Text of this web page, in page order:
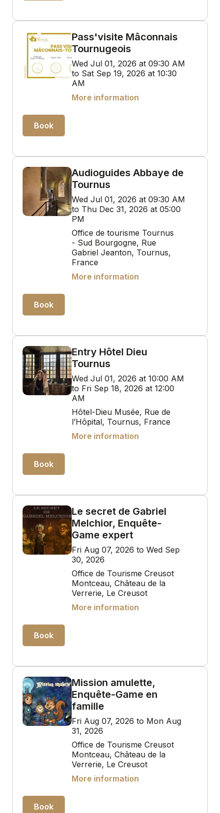
Pass'visite Mâconnais
Tournugeois
Wed Jul 01, 2026 at 09:30 AM
to Sat Sep 19, 2026 at 10:30
AM
More information
Book
Audioguides Abbaye de
Tournus
Wed Jul 01, 2026 at 09:30 AM
to Thu Dec 31, 2026 at 05:00
PM
Office de tourisme Tournus
- Sud Bourgogne, Rue
Gabriel Jeanton, Tournus,
France
More information
Book
Entry Hôtel Dieu
Tournus
Wed Jul 01, 2026 at 10:00 AM
to Fri Sep 18, 2026 at 12:00
AM
Hôtel-Dieu Musée, Rue de
l’Hôpital, Tournus, France
More information
Book
Le secret de Gabriel
Melchior, Enquête-
Game expert
Fri Aug 07, 2026 to Wed Sep
30, 2026
Office de Tourisme Creusot
Montceau, Château de la
Verrerie, Le Creusot
More information
Book
Mission amulette,
Enquête-Game en
famille
Fri Aug 07, 2026 to Mon Aug
31, 2026
Office de Tourisme Creusot
Montceau, Château de la
Verrerie, Le Creusot
More information
Book